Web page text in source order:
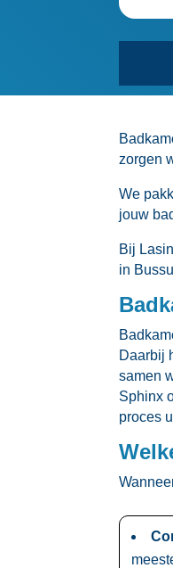
zorgen
We
jouw
Bij
in
Daarbij
samen
Sphinx
proces